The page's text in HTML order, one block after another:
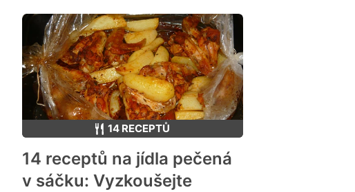
14 RECEPTŮ
14 receptů na jídla pečená
v sáčku: Vyzkoušejte